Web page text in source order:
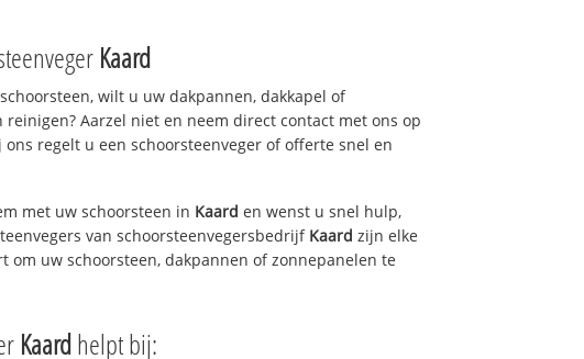
Kaard
wilt u uw dakpannen, dakkapel of
Aarzel niet en neem direct contact met ons op
ons regelt u een schoorsteenveger of offerte snel en
met uw schoorsteen in Kaard en wenst u snel hulp,
van schoorsteenvegersbedrijf Kaard zijn elke
om uw schoorsteen, dakpannen of zonnepanelen te
Kaardhelpt bij: